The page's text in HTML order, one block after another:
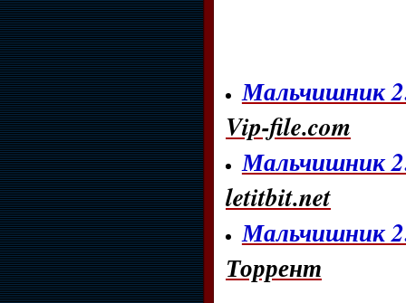
Мальчишник
Vip-file.com
Мальчишник
letitbit.net
Мальчишник
Торрент